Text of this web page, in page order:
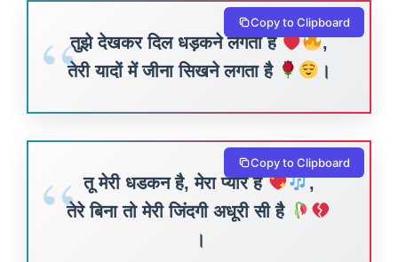
तुझे देखकर दिल धड़कने लगता है
,
तेरी यादों में जीना सिखने लगता है
।
Copy to Clipboard
तू मेरी धडकन है, मेरा प्यार है
,
तेरे बिना तो मेरी जिंदगी अधूरी सी है
।
Copy to Clipboard